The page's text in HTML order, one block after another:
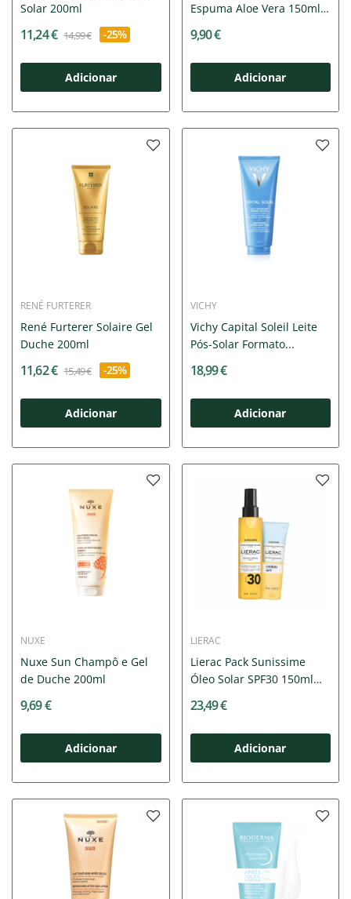
Solar 200ml
11,24 € 14,99 € -25%
Adicionar
Espuma Aloe Vera 150ml
9,90 €
Adicionar
RENÉ FURTERER
René Furterer Solaire Gel
Duche 200ml
11,62 € 15,49 € -25%
Adicionar
VICHY
Vichy Capital Soleil Leite
Pós-Solar Formato...
18,99 €
Adicionar
NUXE
Nuxe Sun Champô e Gel
de Duche 200ml
9,69 €
Adicionar
LIERAC
Lierac Pack Sunissime
Óleo Solar SPF30 150ml
23,49 €
Adicionar